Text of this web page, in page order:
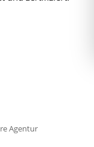
Agentur